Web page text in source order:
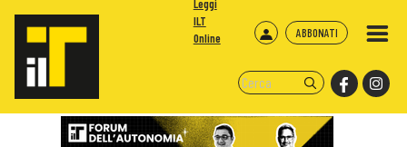
ABBONATI
Leggi
ILT
Online